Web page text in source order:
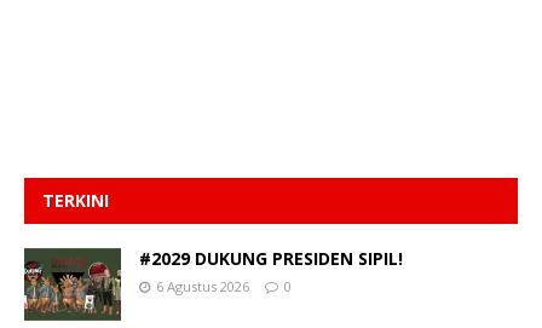
TERKINI
#2029 DUKUNG PRESIDEN SIPIL!
6 Agustus 2026 0